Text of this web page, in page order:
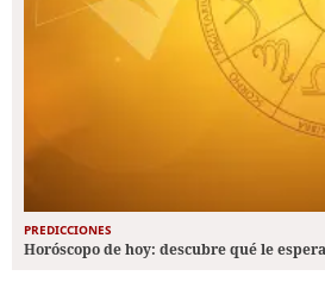
PREDICCIONES
Horóscopo de hoy: descubre qué le